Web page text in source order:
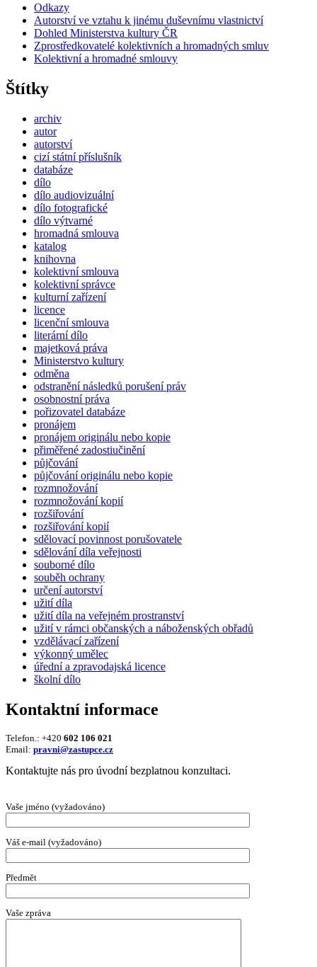
Odkazy
Autorství ve vztahu k jinému duševnímu vlastnictví
Dohled Ministerstva kultury ČR
Zprostředkovatelé kolektivních a hromadných smluv
Kolektivní a hromadné smlouvy
Štítky
archiv
autor
autorství
cizí státní příslušník
databáze
dílo
dílo audiovizuální
dílo fotografické
dílo výtvarné
hromadná smlouva
katalog
knihovna
kolektivní smlouva
kolektivní správce
kulturní zařízení
licence
licenční smlouva
literární dílo
majetková práva
Ministerstvo kultury
odměna
odstranění následků porušení práv
osobnostní práva
pořizovatel databáze
pronájem
pronájem originálu nebo kopie
přiměřené zadostiučinění
půjčování
půjčování originálu nebo kopie
rozmnožování
rozmnožování kopií
rozšiřování
rozšiřování kopií
sdělovací povinnost porušovatele
sdělování díla veřejnosti
souborné dílo
souběh ochrany
určení autorství
užití díla
užití díla na veřejném prostranství
užití v rámci občanských a náboženských obřadů
vzdělávací zařízení
výkonný umělec
úřední a zpravodajská licence
školní dílo
Kontaktní informace
Telefon.: +420 602 106 021
Email: pravni@zastupce.cz
Kontaktujte nás pro úvodní bezplatnou konzultaci.
Vaše jméno (vyžadováno)
Váš e-mail (vyžadováno)
Předmět
Vaše zpráva